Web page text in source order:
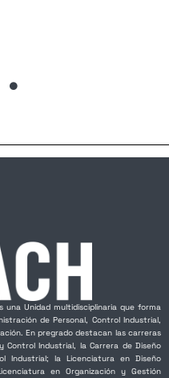
una Unidad multidisciplinaria que forma
de Personal, Control Industrial,
En pregrado destacan las carreras
Control Industrial, la Carrera de Diseño
Industrial; la Licenciatura en Diseño
en Organización y Gestión